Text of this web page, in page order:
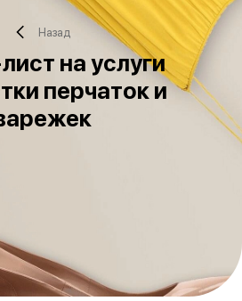
Назад
на услуги
перчаток и